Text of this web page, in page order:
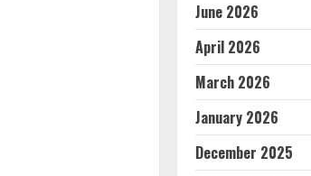
June 2026
April 2026
March 2026
January 2026
December 2025